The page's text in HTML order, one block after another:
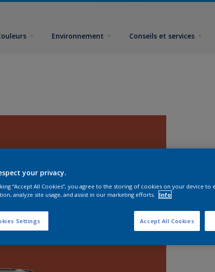
Environnement Conseils et services
your privacy.
“Accept All Cookies”, you agree to the storing of cookies on your device to
analyze site usage, and assist in our marketing efforts.
Info
Settings Accept All Cookies